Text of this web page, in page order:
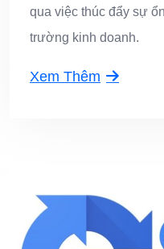
qua việc thúc đẩy sự
trường kinh doanh.
Xem Thêm